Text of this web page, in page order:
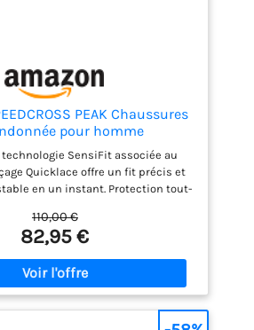
PEAK Chaussures
pour homme
technologie SensiFit associée au
Quicklace offre un fit précis et
en un instant. Protection tout-
terrains les plus accidentés.
Avec son profil de crampons
garantit une adhérence
tous les types de surface et de
vos pieds quelles que soient la
distance ou l’allure
110,00 €
82,95 €